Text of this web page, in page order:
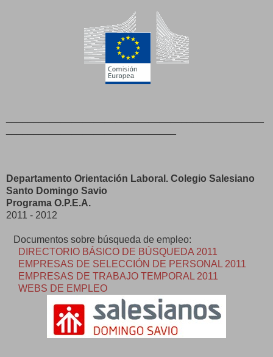
Departamento Orientación Laboral. Colegio Salesiano
Santo Domingo Savio
Programa O.P.E.A.
2011 - 2012
Documentos sobre búsqueda de empleo:
DIRECTORIO BÁSICO DE BÚSQUEDA 2011
EMPRESAS DE SELECCIÓN DE PERSONAL 2011
EMPRESAS DE TRABAJO TEMPORAL 2011
WEBS DE EMPLEO